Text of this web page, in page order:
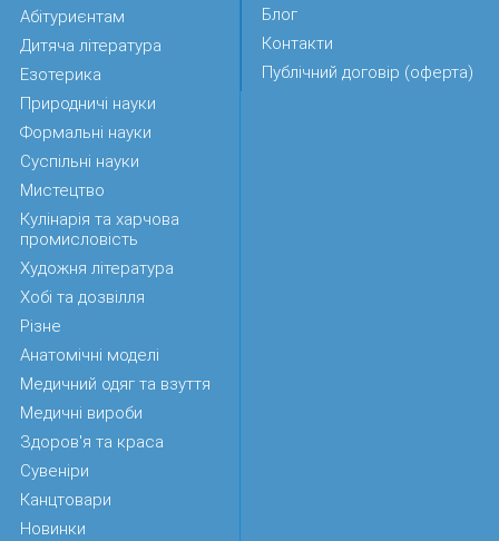
Абітуриєнтам
Дитяча література
Езотерика
Природничі науки
Формальні науки
Суспільні науки
Мистецтво
Кулінарія та харчова
промисловість
Художня література
Хобі та дозвілля
Різне
Анатомічні моделі
Медичний одяг та взуття
Медичні вироби
Здоров'я та краса
Сувеніри
Канцтовари
Новинки
Блог
Контакти
Публічний договір (оферта)